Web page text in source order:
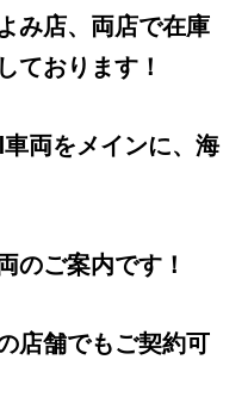
み店、両店で在庫
ております！
車両をメインに、海
のご案内です！
店舗でもご契約可